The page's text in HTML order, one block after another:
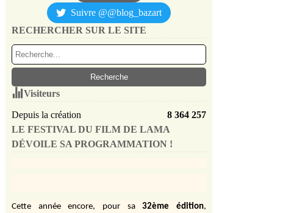
Suivre @@blog_bazart
RECHERCHER SUR LE SITE
Visiteurs
Depuis la création
8 364 257
LE FESTIVAL DU FILM DE LAMA
DÉVOILE SA PROGRAMMATION !
Cette année encore, pour sa 32ème édition,